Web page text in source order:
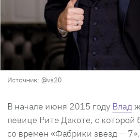
Источник: @vs20
В начале июня 2015 году Влад
певице Рите Дакоте, с
со времен «Фабрики звезд —